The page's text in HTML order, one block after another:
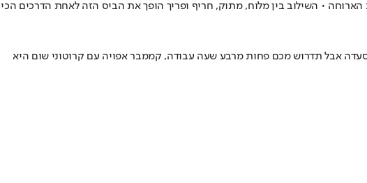
• השילוב בין מלוח, מתוק, חריף ופריך הופך את הביס הזה לאחת הדרכים הכי
אבל תדרוש מכם פחות מרבע שעה עבודה, קממבר אפויה עם קרוטוני שום היא